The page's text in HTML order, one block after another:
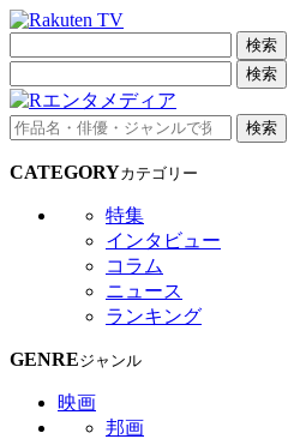
検索
検索
検索
CATEGORYカテゴリー
特集
インタビュー
コラム
ニュース
ランキング
GENREジャンル
映画
邦画